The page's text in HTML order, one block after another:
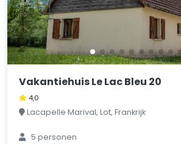
Vakantiehuis Le Lac Bleu 20
4,0
Lacapelle Marival, Lot, Frankrijk
5 personen